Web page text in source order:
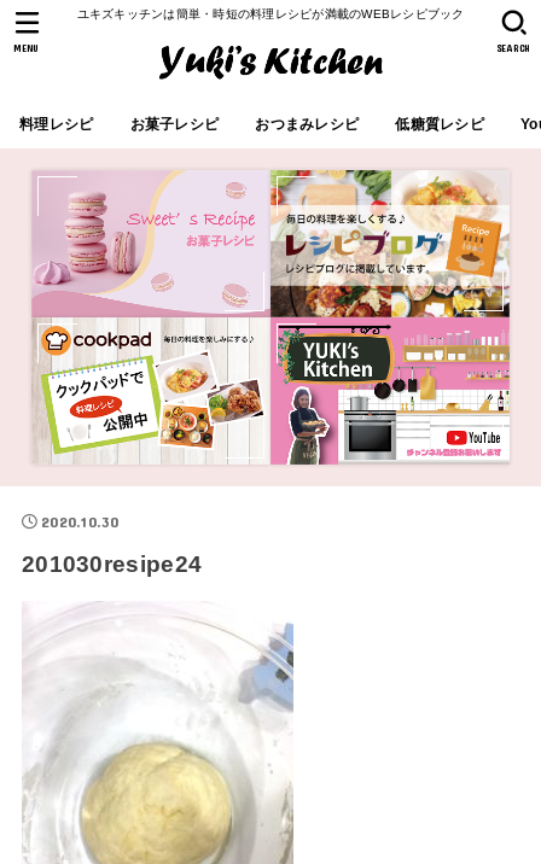
ユキズキッチンは簡単・時短の料理レシピが満載のWEBレシピブック
料理レシピ お菓子レシピ おつまみレシピ 低糖質レシピ
SEARCH
MENU
2020.10.30
201030resipe24